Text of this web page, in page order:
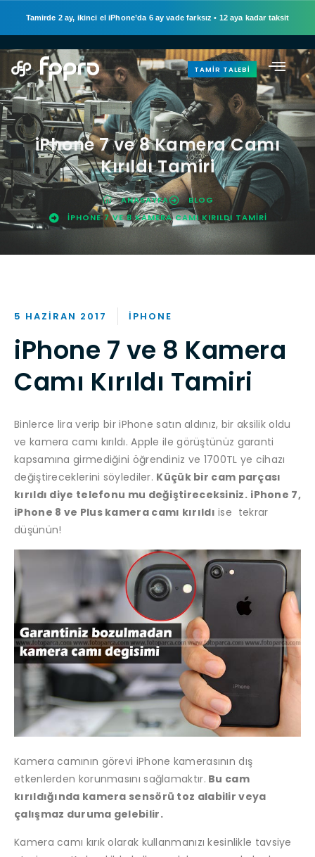
Tamirde 2 ay, ikinci el iPhone’da 6 ay vade farksız • 12 aya kadar taksit
TAMIR TALEBI
iPhone 7 ve 8 Kamera Camı
Kırıldı Tamiri
ANASAYFA
BLOG
IPHONE 7 VE 8 KAMERA CAMI KIRILDI TAMIRI
5 HAZIRAN 2017 IPHONE
iPhone 7 ve 8 Kamera
Camı Kırıldı Tamiri
Binlerce lira verip bir iPhone satın aldınız, bir aksilik oldu
ve kamera camı kırıldı. Apple ile görüştünüz garanti
kapsamına girmediğini öğrendiniz ve 1700TL ye cihazı
değiştireceklerini söylediler. Küçük bir cam parçası
kırıldı diye telefonu mu değiştireceksiniz. iPhone 7,
iPhone 8 ve Plus kamera camı kırıldı ise tekrar
düşünün!
Kamera camının görevi iPhone kamerasının dış
etkenlerden korunmasını sağlamaktır. Bu cam
kırıldığında kamera sensörü toz alabilir veya
çalışmaz duruma gelebilir.
Kamera camı kırık olarak kullanmanızı kesinlikle tavsiye